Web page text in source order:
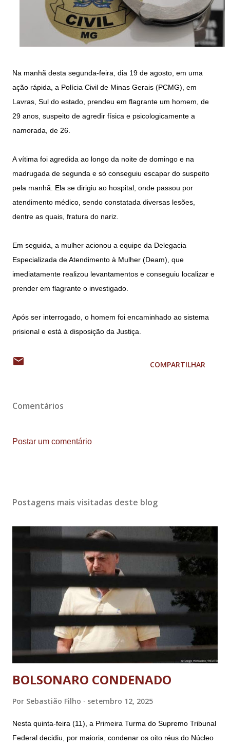
Na manhã desta segunda-feira, dia 19 de agosto, em uma
ação rápida, a Polícia Civil de Minas Gerais (PCMG), em
Lavras, Sul do estado, prendeu em flagrante um homem, de
29 anos, suspeito de agredir física e psicologicamente a
namorada, de 26.
A vítima foi agredida ao longo da noite de domingo e na
madrugada de segunda e só conseguiu escapar do suspeito
pela manhã. Ela se dirigiu ao hospital, onde passou por
atendimento médico, sendo constatada diversas lesões,
dentre as quais, fratura do nariz.
Em seguida, a mulher acionou a equipe da Delegacia
Especializada de Atendimento à Mulher (Deam), que
imediatamente realizou levantamentos e conseguiu localizar e
prender em flagrante o investigado.
Após ser interrogado, o homem foi encaminhado ao sistema
prisional e está à disposição da Justiça.
COMPARTILHAR
Comentários
Postar um comentário
Postagens mais visitadas deste blog
BOLSONARO CONDENADO
Por Sebastião Filho setembro 12, 2025
Nesta quinta-feira (11), a Primeira Turma do Supremo Tribunal
Federal decidiu, por maioria, condenar os oito réus do Núcleo